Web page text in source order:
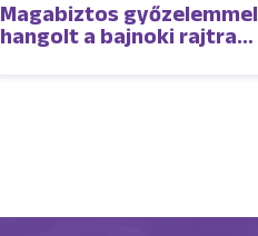
Magabiztos győzelemmel
hangolt a bajnoki rajtra